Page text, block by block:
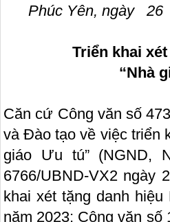
Phúc Yên, ngày 26
Triển khai
“Nhà
Căn cứ Công văn số
và Đào tạo về việc triển
giáo Ưu tú” (NGND,
6766/UBND-VX2 ngày
khai xét tặng danh
năm 2023; Công văn